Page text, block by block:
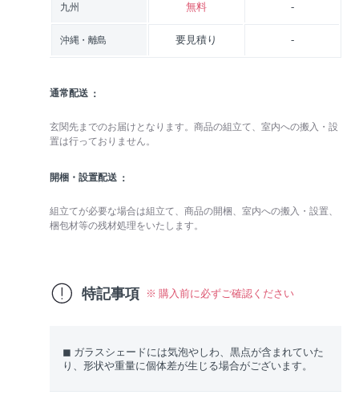
九州 無料 -
沖縄・離島 要見積り -
通常配送
玄関先までのお届けとなります。商品の組立て、室内への搬入・設
置は行っておりません。
開梱・設置配送
組立てが必要な場合は組立て、商品の開梱、室内への搬入・設置、
梱包材等の残材処理をいたします。
特記事項 ※ 購入前に必ずご確認ください
◼︎ ガラスシェードには気泡やしわ、黒点が含まれていた
り、形状や重量に個体差が生じる場合がございます。